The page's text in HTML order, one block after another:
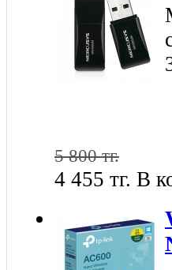
5 800 тг.
4 455 тг. В